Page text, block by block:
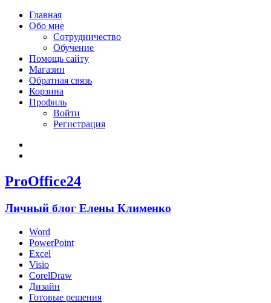
Главная
Обо мне
Сотрудничество
Обучение
Помощь сайту
Магазин
Обратная связь
Корзина
Профиль
Войти
Регистрация
ProOffice24
Личный блог Елены Клименко
Word
PowerPoint
Excel
Visio
CorelDraw
Дизайн
Готовые решения